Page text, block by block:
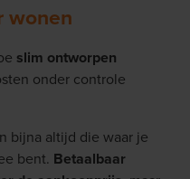
wonen
slim ontworpen
onder controle
bijna altijd die waar je
bent. Betaalbaar